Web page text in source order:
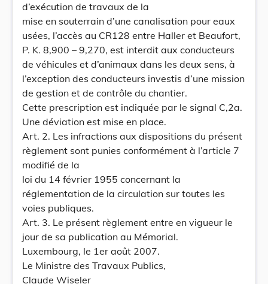
d’exécution de travaux de la
mise en souterrain d’une canalisation pour eaux
usées, l’accès au CR128 entre Haller et Beaufort,
P. K. 8,900 – 9,270, est interdit aux conducteurs
de véhicules et d’animaux dans les deux sens, à
l’exception des conducteurs investis d’une mission
de gestion et de contrôle du chantier.
Cette prescription est indiquée par le signal C,2a.
Une déviation est mise en place.
Art. 2. Les infractions aux dispositions du présent
règlement sont punies conformément à l’article 7
modifié de la
loi du 14 février 1955 concernant la
réglementation de la circulation sur toutes les
voies publiques.
Art. 3. Le présent règlement entre en vigueur le
jour de sa publication au Mémorial.
Luxembourg, le 1er août 2007.
Le Ministre des Travaux Publics,
Claude Wiseler